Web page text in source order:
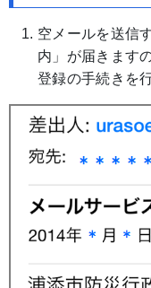
空メールを送信
内」が届きます
登録の手続きを